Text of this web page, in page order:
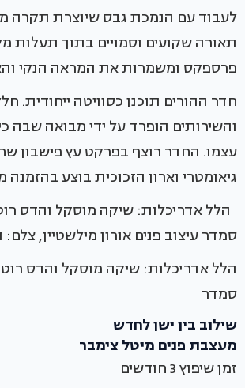
לעבוד עם הנמכת גבס שיוצרת תקרה
תאורה שקועים וסמויים בתוך תעלות
פרספקס ומשמרות את המראה הנקי
חדר ההורים תוכנן כסוויטה ייחודית.
והשירותים הופרד על ידי מבואה שבה
עצמו. החדר רוצף בפרקט עץ פישבון
גיאומטרי וארון הזכוכית בוצע בהזמנה
הלל אדריכלות: שיקה מוסקל והדס
סמדר עיצוב פנים אורון מילשטיין,
הלל אדריכלות: שיקה מוסקל והדס
סמדר
שילוב בין ישן לחדש
מעצבת פנים מיטל צימבר
זמן שיפוץ 3 חודשים